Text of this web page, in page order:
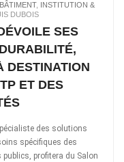
, INSTITUTION &
DUBOIS
SES
DESTINATION
ET DES
des solutions
spécifiques des
profitera du Salon